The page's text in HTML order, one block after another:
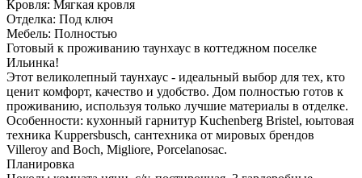
Кровля: Мягкая кровля
Отделка: Под ключ
Мебель: Полностью
Готовый к проживанию таунхаус в коттеджном поселке
Ильинка!
Этот великолепный таунхаус - идеальный выбор для тех, кто
ценит комфорт, качество и удобство. Дом полностью готов к
проживанию, используя только лучшие материалы в отделке.
Особенности: кухонный гарнитур Kuchenberg Bristel, юытовая
техника Kuppersbusch, сантехника от мировых брендов
Villeroy and Boch, Migliore, Porcelanosaс.
Планировка